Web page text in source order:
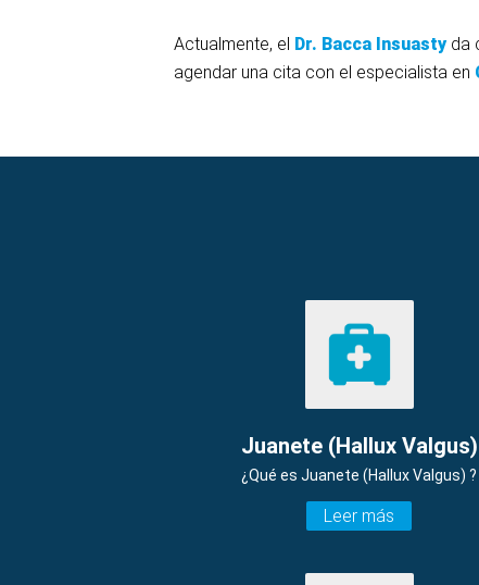
Actualmente, el Dr. Bacca Insuasty da
agendar una cita con el especialista en
Juanete (Hallux Valgus)
¿Qué es Juanete (Hallux Valgus) ?
Leer más